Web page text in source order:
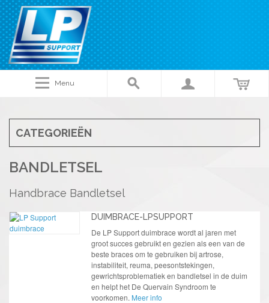
Menu
CATEGORIEËN
BANDLETSEL
Handbrace Bandletsel
DUIMBRACE-LPSUPPORT
De LP Support duimbrace wordt al jaren met
groot succes gebruikt en gezien als een van de
beste braces om te gebruiken bij artrose,
instabiliteit, reuma, peesontstekingen,
gewrichtsproblematiek en bandletsel in de duim
en helpt het De Quervain Syndroom te
voorkomen. Meer info